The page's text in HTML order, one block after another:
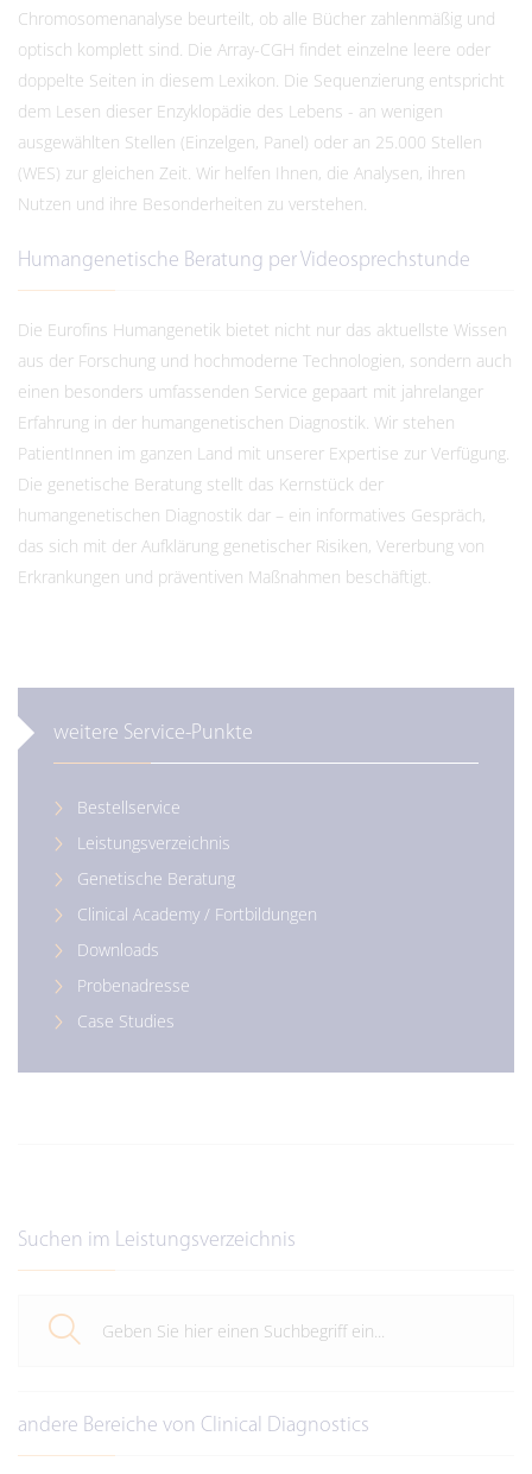
Chromosomenanalyse beurteilt, ob alle Bücher zahlenmäßig und
optisch komplett sind. Die Array-CGH findet einzelne leere oder
doppelte Seiten in diesem Lexikon. Die Sequenzierung entspricht
dem Lesen dieser Enzyklopädie des Lebens - an wenigen
ausgewählten Stellen (Einzelgen, Panel) oder an 25.000 Stellen
(WES) zur gleichen Zeit. Wir helfen Ihnen, die Analysen, ihren
Nutzen und ihre Besonderheiten zu verstehen.
Humangenetische Beratung per Videosprechstunde
Die Eurofins Humangenetik bietet nicht nur das aktuellste Wissen
aus der Forschung und hochmoderne Technologien, sondern auch
einen besonders umfassenden Service gepaart mit jahrelanger
Erfahrung in der humangenetischen Diagnostik. Wir stehen
PatientInnen im ganzen Land mit unserer Expertise zur Verfügung.
Die genetische Beratung stellt das Kernstück der
humangenetischen Diagnostik dar – ein informatives Gespräch,
das sich mit der Aufklärung genetischer Risiken, Vererbung von
Erkrankungen und präventiven Maßnahmen beschäftigt.
weitere Service-Punkte
Bestellservice
Leistungsverzeichnis
Genetische Beratung
Clinical Academy / Fortbildungen
Downloads
Probenadresse
Case Studies
Suchen im Leistungsverzeichnis
andere Bereiche von Clinical Diagnostics